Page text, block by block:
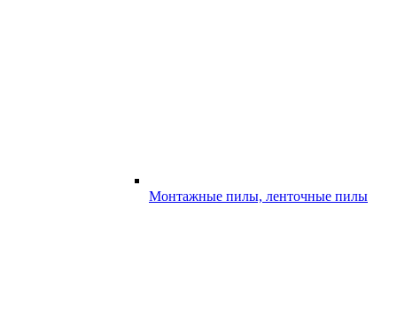
Монтажные пилы, ленточные пилы